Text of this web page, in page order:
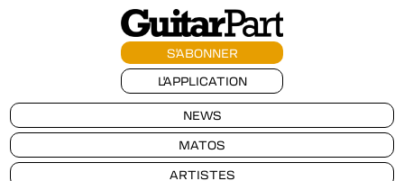
S'ABONNER
L'APPLICATION
NEWS
MATOS
ARTISTES